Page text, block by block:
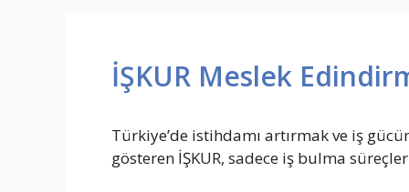
İŞKUR Meslek
Türkiye’de istihdamı artırmak ve iş
gösteren İŞKUR, sadece iş bulma